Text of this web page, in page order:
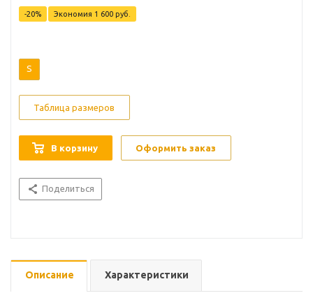
-20% Экономия 1 600 руб.
S
Таблица размеров
В корзину Оформить заказ
Поделиться
Описание Характеристики